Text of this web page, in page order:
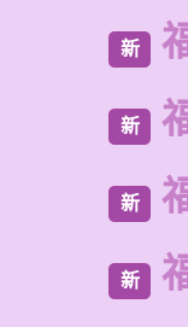
新
新
新
新